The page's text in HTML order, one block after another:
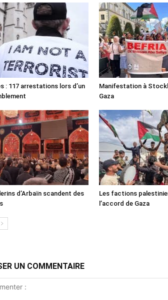
: 117 arrestations lors d’un
Manifestation à
Gaza
d’Arbaïn scandent des
Les factions
l’accord de Gaza
UN COMMENTAIRE